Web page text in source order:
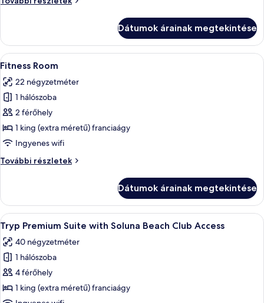
Room
részletei
Dátumok árainak megtekintése
A
következő
szoba
összes
képének
megtekintése:
Fitness
Pehelypaplan, minibár, széf a
4
Fitness Room
22 négyzetméter
1 hálószoba
2 férőhely
1 king (extra méretű) franciaágy
Ingyenes wifi
További részletek
Fitness
Dátumok árainak megtekintése
A
következő
szoba
összes
képének
megtekintése:
Tryp
Tryp Premium Suite with Soluna
9
Tryp Premium Suite with Soluna Beach Club Access
40 négyzetméter
1 hálószoba
4 férőhely
1 king (extra méretű) franciaágy